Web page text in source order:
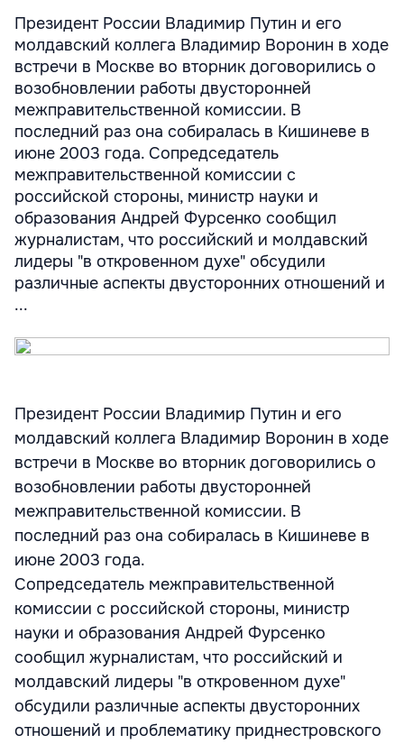
Президент России Владимир Путин и его
молдавский коллега Владимир Воронин в ходе
встречи в Москве во вторник договорились о
возобновлении работы двусторонней
межправительственной комиссии. В
последний раз она собиралась в Кишиневе в
июне 2003 года. Сопредседатель
межправительственной комиссии с
российской стороны, министр науки и
образования Андрей Фурсенко сообщил
журналистам, что российский и молдавский
лидеры "в откровенном духе" обсудили
различные аспекты двусторонних отношений и
...
Президент России Владимир Путин и его
молдавский коллега Владимир Воронин в ходе
встречи в Москве во вторник договорились о
возобновлении работы двусторонней
межправительственной комиссии. В
последний раз она собиралась в Кишиневе в
июне 2003 года.
Сопредседатель межправительственной
комиссии с российской стороны, министр
науки и образования Андрей Фурсенко
сообщил журналистам, что российский и
молдавский лидеры "в откровенном духе"
обсудили различные аспекты двусторонних
отношений и проблематику приднестровского